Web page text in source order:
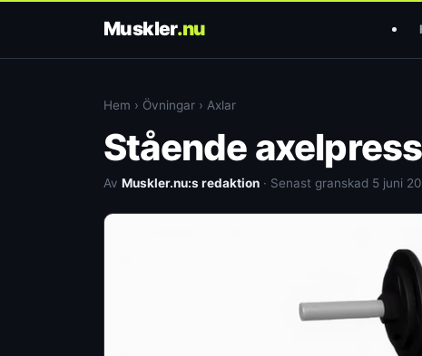
Muskler.nu
Hem › Övningar › Axlar
Stående
Av Muskler.nu:s redaktion · Senast granskad 5 juni